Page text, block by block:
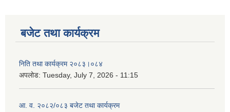
बजेट तथा कार्यक्रम
निति तथा कार्यक्रम २०८३।०८४
अपलोड: Tuesday, July 7, 2026 - 11:15
आ. व. २०८२/०८३ बजेट तथा कार्यक्रम